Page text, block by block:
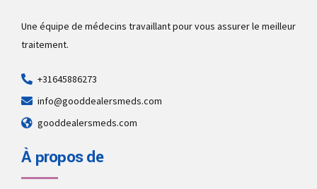
Une équipe de médecins travaillant pour vous assurer le meilleur
traitement.
+31645886273
info@gooddealersmeds.com
gooddealersmeds.com
À propos de